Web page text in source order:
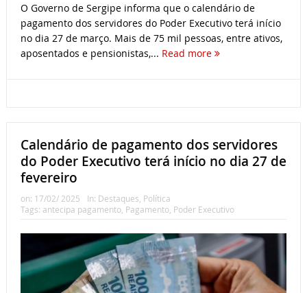
O Governo de Sergipe informa que o calendário de
pagamento dos servidores do Poder Executivo terá início
no dia 27 de março. Mais de 75 mil pessoas, entre ativos,
aposentados e pensionistas,... Read more
Calendário de pagamento dos servidores
do Poder Executivo terá início no dia 27 de
fevereiro
on: 17/02/ 2025 In: Destaques Política
Tags: antecipa pagamento, Pagamento, Poder Executivo